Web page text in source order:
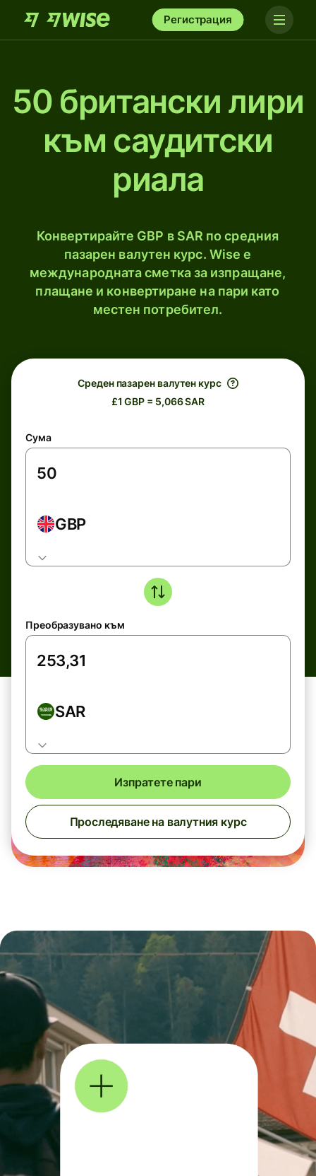
Регистрация
50 британски лири
към саудитски
риала
Конвертирайте GBP в SAR по средния
пазарен валутен курс. Wise е
международната сметка за изпращане,
плащане и конвертиране на пари като
местен потребител.
Среден пазарен валутен курс
£1 GBP = 5,066 SAR
Сума
GBP
Преобразувано към
SAR
Изпратете пари
Проследяване на валутния курс